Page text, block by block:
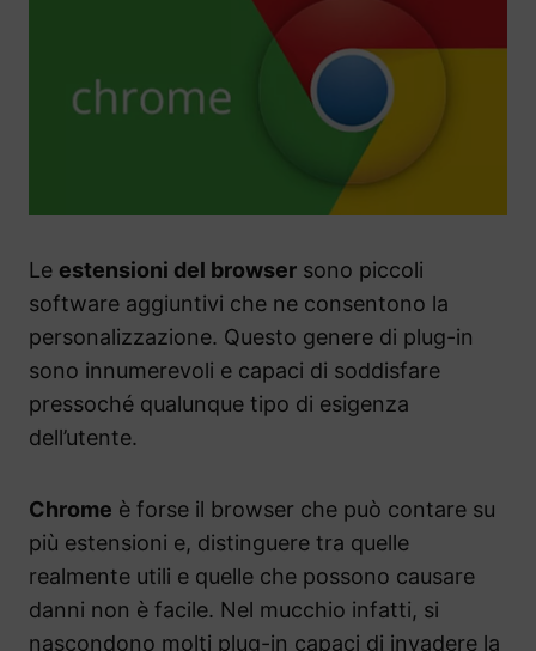
Le estensioni del browser sono piccoli
software aggiuntivi che ne consentono la
personalizzazione. Questo genere di plug-in
sono innumerevoli e capaci di soddisfare
pressoché qualunque tipo di esigenza
dell’utente.
Chrome è forse il browser che può contare su
più estensioni e, distinguere tra quelle
realmente utili e quelle che possono causare
danni non è facile. Nel mucchio infatti, si
nascondono molti plug-in capaci di invadere la